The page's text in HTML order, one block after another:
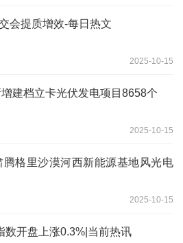
会提质增效-每日热文
2025-10-15
建档立卡光伏发电项目8658个
2025-10-15
格里沙漠河西新能源基地风光电
2025-10-15
数开盘上涨0.3%|当前热讯